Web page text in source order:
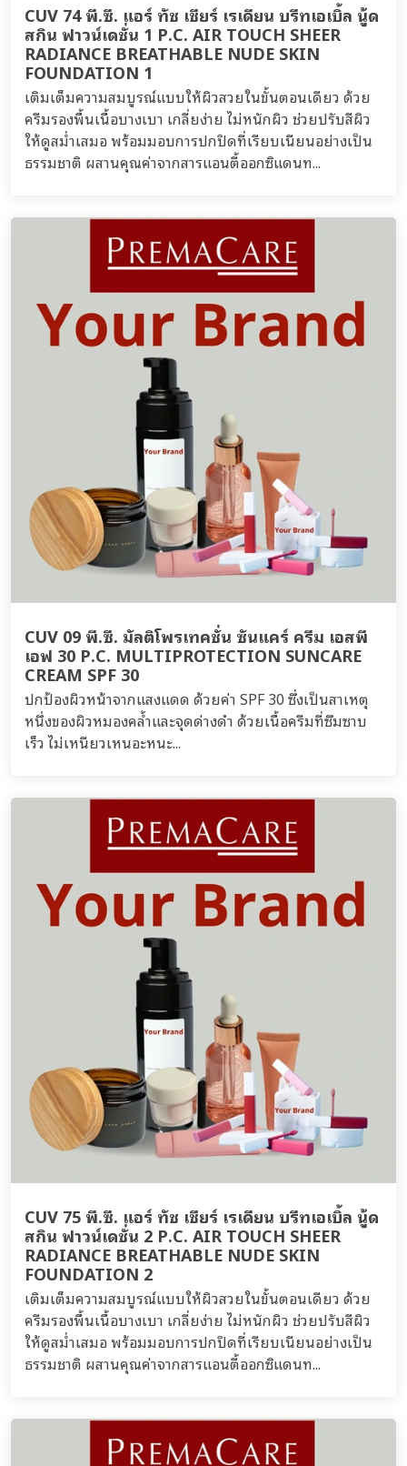
CUV 74 พี.ซี. แอร์ ทัช เชียร์ เรเดียน บรีทเอเบิ้ล นู้ด
สกิน ฟาวน์เดชั่น 1 P.C. AIR TOUCH SHEER
RADIANCE BREATHABLE NUDE SKIN
FOUNDATION 1
เติมเต็มความสมบูรณ์แบบให้ผิวสวยในขั้นตอนเดียว ด้วย
ครีมรองพื้นเนื้อบางเบา เกลี่ยง่าย ไม่หนักผิว ช่วยปรับสีผิว
ให้ดูสม่ำเสมอ พร้อมมอบการปกปิดที่เรียบเนียนอย่างเป็น
ธรรมชาติ ผสานคุณค่าจากสารแอนตี้ออกซิแดนท...
CUV 09 พี.ซี. มัลติโพรเทคชั่น ซันแคร์ ครีม เอสพี
เอฟ 30 P.C. MULTIPROTECTION SUNCARE
CREAM SPF 30
ปกป้องผิวหน้าจากแสงแดด ด้วยค่า SPF 30 ซึ่งเป็นสาเหตุ
หนึ่งของผิวหมองคล้ำและจุดด่างดำ ด้วยเนื้อครีมที่ซึมซาบ
เร็ว ไม่เหนียวเหนอะหนะ...
CUV 75 พี.ซี. แอร์ ทัช เชียร์ เรเดียน บรีทเอเบิ้ล นู้ด
สกิน ฟาวน์เดชั่น 2 P.C. AIR TOUCH SHEER
RADIANCE BREATHABLE NUDE SKIN
FOUNDATION 2
เติมเต็มความสมบูรณ์แบบให้ผิวสวยในขั้นตอนเดียว ด้วย
ครีมรองพื้นเนื้อบางเบา เกลี่ยง่าย ไม่หนักผิว ช่วยปรับสีผิว
ให้ดูสม่ำเสมอ พร้อมมอบการปกปิดที่เรียบเนียนอย่างเป็น
ธรรมชาติ ผสานคุณค่าจากสารแอนตี้ออกซิแดนท...